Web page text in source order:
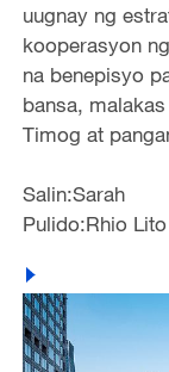
uugnay ng
kooperasyon
na benepisyo
bansa,
Timog at
Salin:Sarah
Pulido:Rhio Lito